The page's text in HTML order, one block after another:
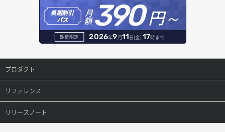
サーバーに紐づくアドレス取得
サーバーに紐づくアドレス取得（ネットワーク指定）
サーバープラン一覧取得
サーバープラン変更
サーバープラン詳細一覧取得
セキュリティグループ ルール詳細取得
セキュリティグループ一覧取得
ヘルスモニタ更新
ヘルスモニタ詳細取得
メンバー更新
メンバー詳細取得
オブジェクト削除
オブジェクト削除予約
オブジェクト複製
オブジェクト詳細取得
コンテナ一覧取得
コンテナ作成
レコード作成
レコード更新
レコード詳細取得
長期割引
パス
月
額390円～
期間限定 2026年9月11日(金) 17時まで
プロダクト
プロダクトトップ
ConoHa VPS(Ver.3.0)
リファレンス
リファレンストップ
リリースノート